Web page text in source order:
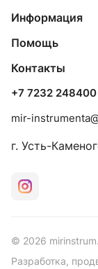
Информация
Помощь
Контакты
+7 7232 248400
mir-
г. Усть-
© 2026
Разработка,